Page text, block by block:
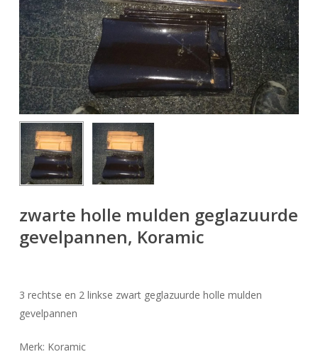
zwarte holle mulden geglazuurde
gevelpannen, Koramic
3 rechtse en 2 linkse zwart geglazuurde holle mulden
gevelpannen
Merk: Koramic